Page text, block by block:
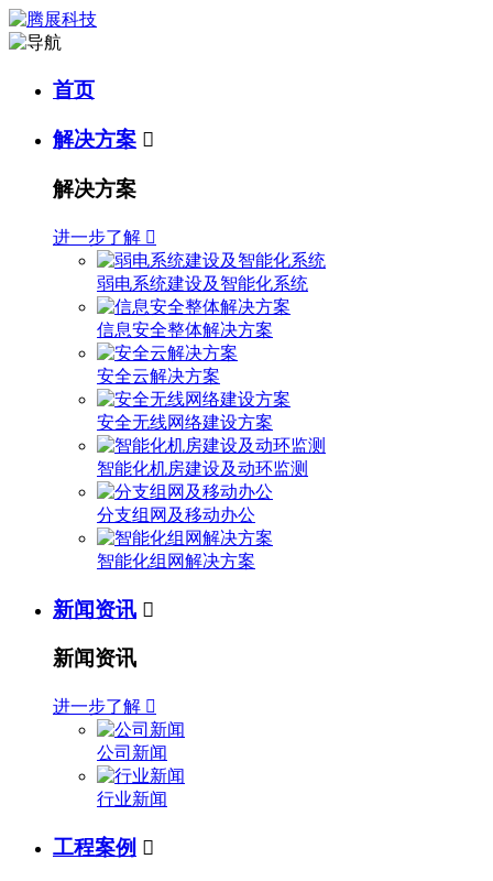
首页
解决方案 
解决方案
进一步了解 
弱电系统建设及智能化系统
信息安全整体解决方案
安全云解决方案
安全无线网络建设方案
智能化机房建设及动环监测
分支组网及移动办公
智能化组网解决方案
新闻资讯 
新闻资讯
进一步了解 
公司新闻
行业新闻
工程案例 